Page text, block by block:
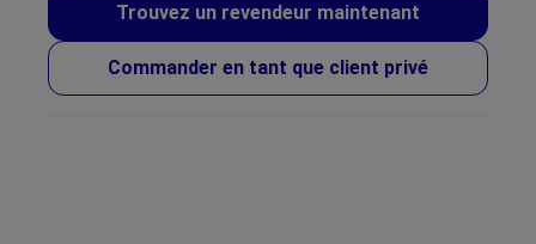
Trouvez un revendeur maintenant
Commander en tant que client privé